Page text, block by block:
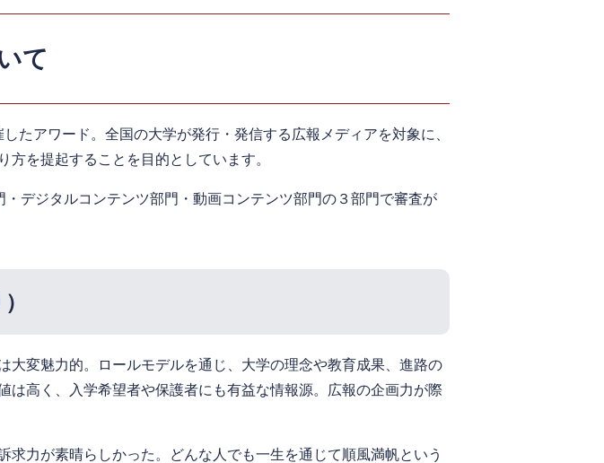
て
たアワード。全国の大学が発行・発信する広報メディアを対象に、
を提起することを目的としています。
デジタルコンテンツ部門・動画コンテンツ部門の３部門で審査が
変魅力的。ロールモデルを通じ、大学の理念や教育成果、進路の
は高く、入学希望者や保護者にも有益な情報源。広報の企画力が際
力が素晴らしかった。どんな人でも一生を通じて順風満帆という